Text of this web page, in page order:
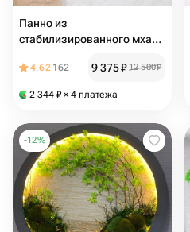
Панно из
стабилизированного мха
из мха
4.62 162 9 375₽ 12 500₽
2 344 ₽ × 4 платежа
-12%